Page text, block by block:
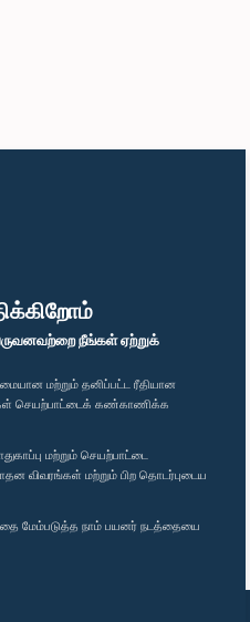
நீங்கள் ஏற்றுக்
மற்றும் தனிப்பட்ட ரீதியான
செயற்பாட்டைக் கண்காணிக்க
மற்றும் செயற்பாட்டை
விவரங்கள் மற்றும் பிற தொடர்புடைய
மேம்படுத்த நாம் பயனர் நடத்தையை